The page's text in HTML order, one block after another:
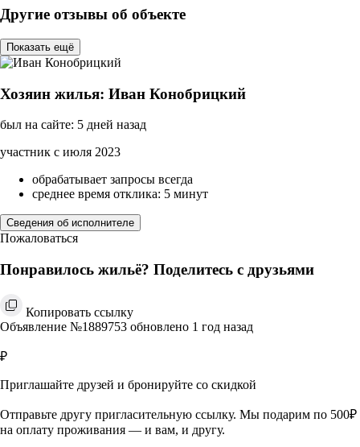
Другие отзывы об объекте
Показать ещё
Хозяин жилья: Иван Конобрицкий
был на сайте: 5 дней назад
участник с июля 2023
обрабатывает запросы всегда
среднее время отклика: 5 минут
Сведения об исполнителе
Пожаловаться
Понравилось жильё? Поделитесь с друзьями
Копировать ссылку
Объявление №1889753 обновлено 1 год назад
₽
Приглашайте друзей и бронируйте со скидкой
Отправьте другу пригласительную ссылку. Мы подарим по 500₽
на оплату проживания — и вам, и другу.